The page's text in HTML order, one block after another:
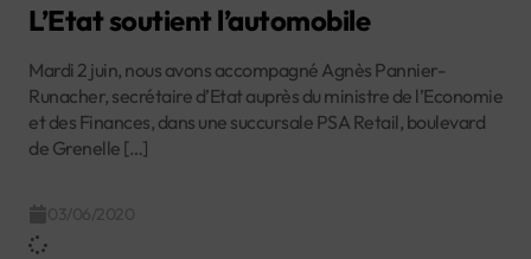
L’Etat soutient l’automobile
Mardi 2 juin, nous avons accompagné Agnès Pannier-
Runacher, secrétaire d’Etat auprès du ministre de l’Economie
et des Finances, dans une succursale PSA Retail, boulevard
de Grenelle […]